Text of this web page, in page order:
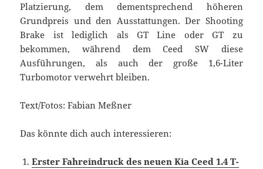
Platzierung, dem dementsprechend höheren
Grundpreis und den Ausstattungen. Der Shooting
Brake ist lediglich als GT Line oder GT zu
bekommen, während dem Ceed SW diese
Ausführungen, als auch der große 1,6-Liter
Turbomotor verwehrt bleiben.
Text/Fotos: Fabian Meßner
Das könnte dich auch interessieren:
Erster Fahreindruck des neuen Kia Ceed 1.4 T-